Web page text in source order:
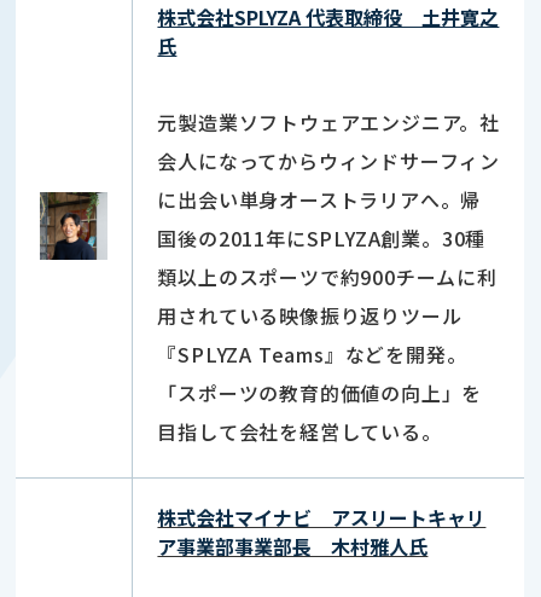
株式会社SPLYZA 代表取締役 土井寛之
氏
元製造業ソフトウェアエンジニア。社
会人になってからウィンドサーフィン
に出会い単身オーストラリアへ。帰
国後の2011年にSPLYZA創業。30種
類以上のスポーツで約900チームに利
用されている映像振り返りツール
『SPLYZA Teams』などを開発。
「スポーツの教育的価値の向上」を
目指して会社を経営している。
株式会社マイナビ アスリートキャリ
ア事業部事業部長 木村雅人氏